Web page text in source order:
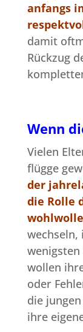
anfangs
damit
Rückzug
Wenn
Vielen
flügge
der
die Rolle
wollen
oder
die
ihre